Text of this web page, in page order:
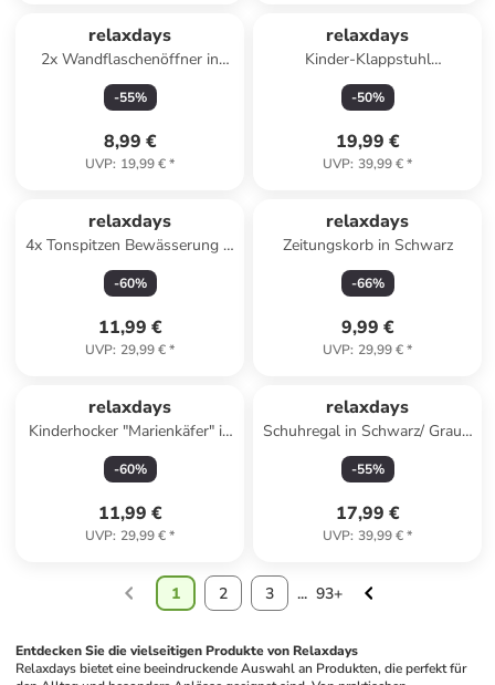
relaxdays
2x Wandflaschenöffner in
Silber
-55%
8,99 €
UVP: 19,99 €*
relaxdays
Kinder-Klappstuhl
"Marienkäfer" in Bunt - (B)36 x
(H)51,5 x (T)37,5 cm
-50%
19,99 €
UVP: 39,99 €*
relaxdays
4x Tonspitzen Bewässerung in
Terracotta
-60%
11,99 €
UVP: 29,99 €*
relaxdays
Zeitungskorb in Schwarz
-66%
9,99 €
UVP: 29,99 €*
relaxdays
Kinderhocker "Marienkäfer" in
Bunt - (B)25 x (H)26 x (T)32
cm
-60%
11,99 €
UVP: 29,99 €*
relaxdays
Schuhregal in Schwarz/ Grau -
(B)33 x (H)175 x (T)33 cm
-55%
17,99 €
UVP: 39,99 €*
1 2 3 ... 93+
Entdecken Sie die vielseitigen Produkte von Relaxdays
Relaxdays bietet eine beeindruckende Auswahl an Produkten, die perfekt für